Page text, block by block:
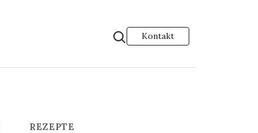
Kontakt
REZEPTE